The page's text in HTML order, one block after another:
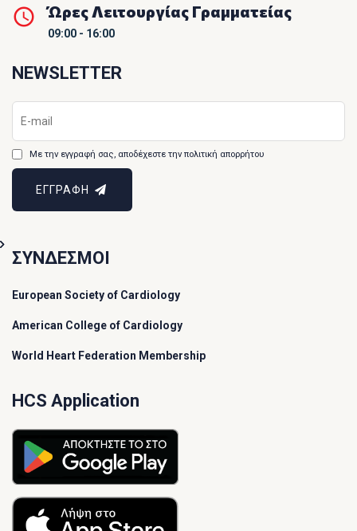
Ώρες Λειτουργίας Γραμματείας
09:00 - 16:00
NEWSLETTER
Με την εγγραφή σας, αποδέχεστε την πολιτική απορρήτου
ΕΓΓΡΑΦΗ
ΣΥΝΔΕΣΜΟΙ
European Society of Cardiology
American College of Cardiology
World Heart Federation Membership
HCS Application